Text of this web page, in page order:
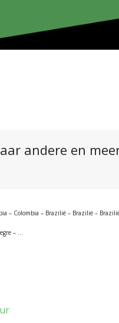
andere en
– Colombia – Brazilië – Brazilië –
– …